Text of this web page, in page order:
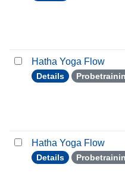
Hatha Yoga Flow
Details
Hatha Yoga Flow
Details